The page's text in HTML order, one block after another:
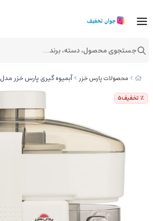
محصولات پارس خزر آبمیوه گیری پارس خزر مدل 700P
٪ تخفیف5
جستجوی محصول، دسته، برند...